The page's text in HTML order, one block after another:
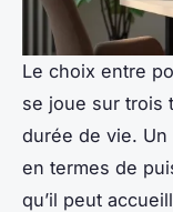
Le choix entre
se joue sur trois
durée de vie. Un
en termes de
qu’il peut